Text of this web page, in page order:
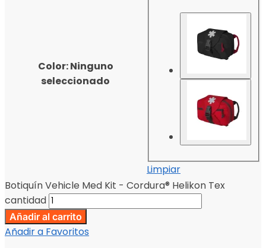
Color:Ninguno
seleccionado
Limpiar
Botiquín Vehicle Med Kit - Cordura® Helikon Tex
cantidad
Añadir al carrito
Añadir a Favoritos